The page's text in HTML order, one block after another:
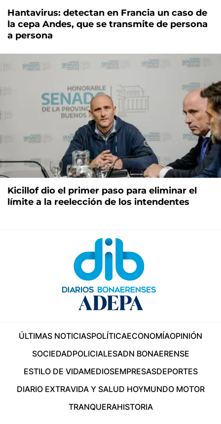
Hantavirus: detectan en Francia un caso de
la cepa Andes, que se transmite de persona
a persona
Kicillof dio el primer paso para eliminar el
límite a la reelección de los intendentes
ÚLTIMAS NOTICIASPOLÍTICAECONOMÍAOPINIÓN
SOCIEDADPOLICIALESADN BONAERENSE
ESTILO DE VIDAMEDIOSEMPRESASDEPORTES
DIARIO EXTRAVIDA Y SALUD HOYMUNDO MOTOR
TRANQUERAHISTORIA